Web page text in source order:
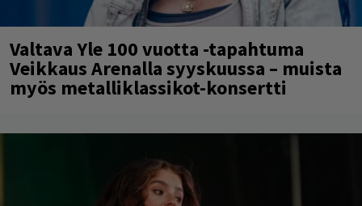
Valtava Yle 100 vuotta -tapahtuma
Veikkaus Arenalla syyskuussa – muista
myös metalliklassikot-konsertti